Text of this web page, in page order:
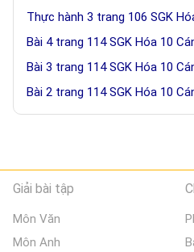
Thực hành 3 trang 106 SGK
Bài 4 trang 114 SGK Hóa 10
Bài 3 trang 114 SGK Hóa 10
Bài 2 trang 114 SGK Hóa 10
Giải bài tập
Môn Văn
Môn Anh